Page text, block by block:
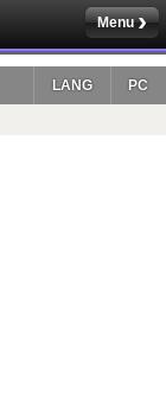
Menu
PC
LANG